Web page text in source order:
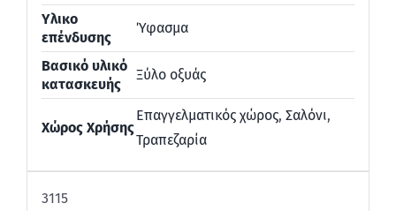
Υλικο
επένδυσης
Ύφασμα
Βασικό υλικό
κατασκευής
Ξύλο οξυάς
Χώρος Χρήσης
Επαγγελματικός χώρος, Σαλόνι,
Τραπεζαρία
3115